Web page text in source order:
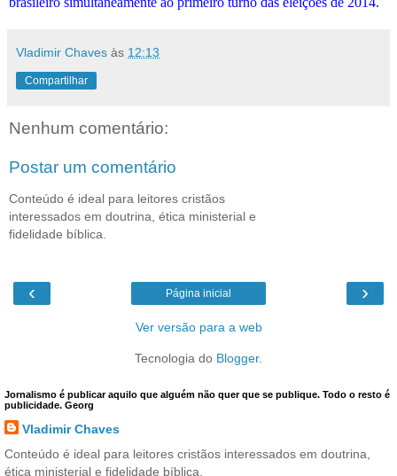
Vladimir Chaves às 12:13
Compartilhar
Nenhum comentário:
Postar um comentário
Conteúdo é ideal para leitores cristãos
interessados em doutrina, ética ministerial e
fidelidade bíblica.
‹ ›
Página inicial
Ver versão para a web
Tecnologia do Blogger.
Jornalismo é publicar aquilo que alguém não quer que se publique. Todo o resto é
publicidade. Georg
Vladimir Chaves
Conteúdo é ideal para leitores cristãos interessados em doutrina,
ética ministerial e fidelidade bíblica.